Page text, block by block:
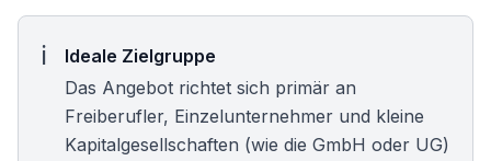
Ideale Zielgruppe
Das Angebot richtet sich primär an
Freiberufler, Einzelunternehmer und kleine
Kapitalgesellschaften (wie die GmbH oder UG)